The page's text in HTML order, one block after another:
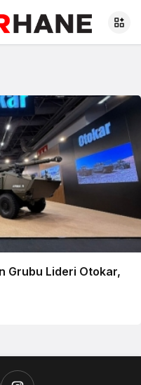
Grubu Lideri Otokar,